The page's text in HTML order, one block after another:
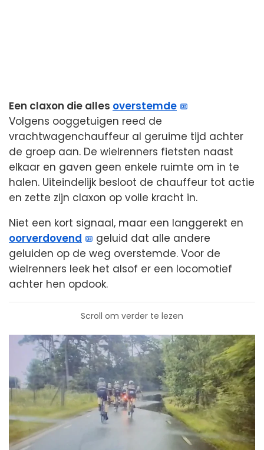
Een claxon die alles overstemde
Volgens ooggetuigen reed de
vrachtwagenchauffeur al geruime tijd achter
de groep aan. De wielrenners fietsten naast
elkaar en gaven geen enkele ruimte om in te
halen. Uiteindelijk besloot de chauffeur tot actie
en zette zijn claxon op volle kracht in.
Niet een kort signaal, maar een langgerekt en
oorverdovend
geluid dat alle andere
geluiden op de weg overstemde. Voor de
wielrenners leek het alsof er een locomotief
achter hen opdook.
Scroll om verder te lezen